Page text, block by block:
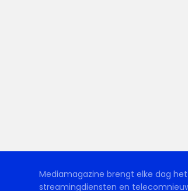
Mediamagazine brengt elke dag
streamingdiensten en